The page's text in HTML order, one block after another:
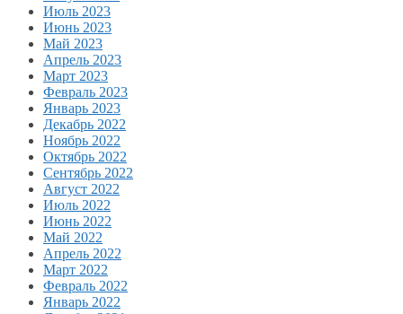
Июль 2023
Июнь 2023
Май 2023
Апрель 2023
Март 2023
Февраль 2023
Январь 2023
Декабрь 2022
Ноябрь 2022
Октябрь 2022
Сентябрь 2022
Август 2022
Июль 2022
Июнь 2022
Май 2022
Апрель 2022
Март 2022
Февраль 2022
Январь 2022